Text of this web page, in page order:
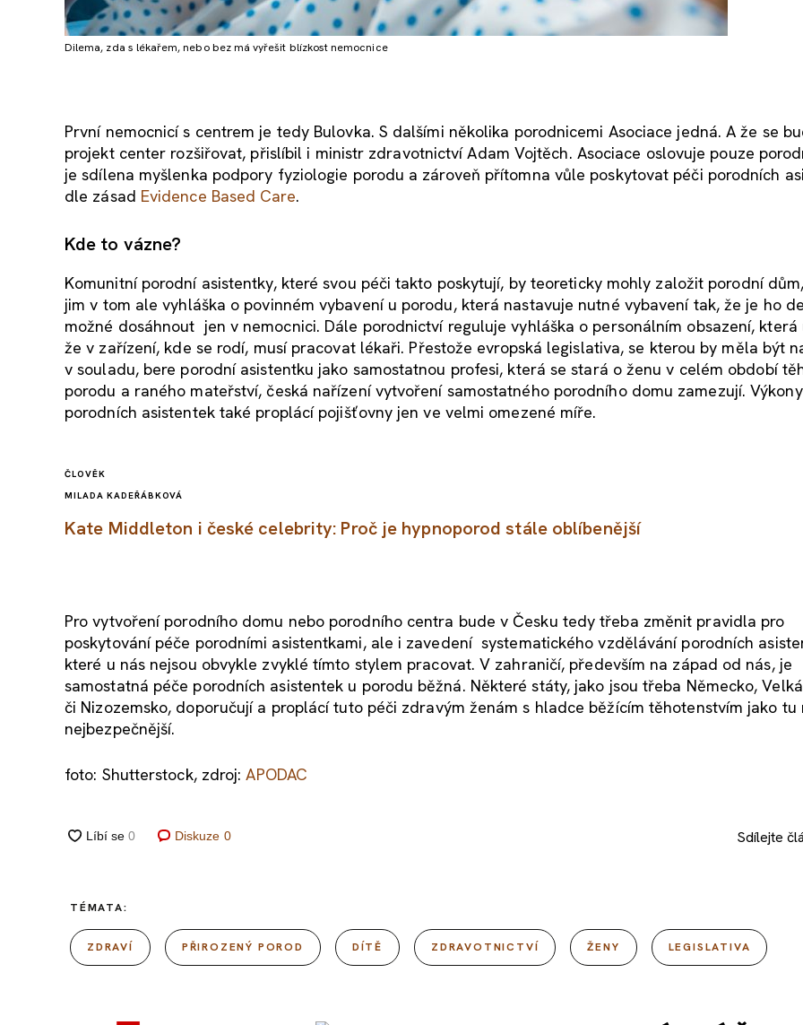
Dilema, zda s lékařem, nebo bez má vyřešit blízkost nemocnice
První nemocnicí s centrem je tedy Bulovka. S dalšími několika porodnicemi Asociace jedná. A že se
projekt center rozšiřovat, přislíbil i ministr zdravotnictví Adam Vojtěch. Asociace oslovuje pouze
je sdílena myšlenka podpory fyziologie porodu a zároveň přítomna vůle poskytovat péči porodních
dle zásad Evidence Based Care.
Kde to vázne?
Komunitní porodní asistentky, které svou péči takto poskytují, by teoreticky mohly založit porodní
jim v tom ale vyhláška o povinném vybavení u porodu, která nastavuje nutné vybavení tak, že je ho
možné dosáhnout jen v nemocnici. Dále porodnictví reguluje vyhláška o personálním obsazení, která
že v zařízení, kde se rodí, musí pracovat lékaři. Přestože evropská legislativa, se kterou by měla být
v souladu, bere porodní asistentku jako samostatnou profesi, která se stará o ženu v celém období
porodu a raného mateřství, česká nařízení vytvoření samostatného porodního domu zamezují. Výkony
porodních asistentek také proplácí pojišťovny jen ve velmi omezené míře.
ČLOVĚK
MILADA KADEŘÁBKOVÁ
Kate Middleton i české celebrity: Proč je hypnoporod stále oblíbenější
Pro vytvoření porodního domu nebo porodního centra bude v Česku tedy třeba změnit pravidla pro
poskytování péče porodními asistentkami, ale i zavedení systematického vzdělávání porodních
které u nás nejsou obvykle zvyklé tímto stylem pracovat. V zahraničí, především na západ od nás, je
samostatná péče porodních asistentek u porodu běžná. Některé státy, jako jsou třeba Německo,
či Nizozemsko, doporučují a proplácí tuto péči zdravým ženám s hladce běžícím těhotenstvím jako tu
nejbezpečnější.
foto: Shutterstock, zdroj:APODAC
Diskuze 0 Sdílejte
TÉMATA:
ZDRAVÍ PŘIROZENÝ POROD DÍTĚ ZDRAVOTNICTVÍ ŽENY LEGISLATIVA